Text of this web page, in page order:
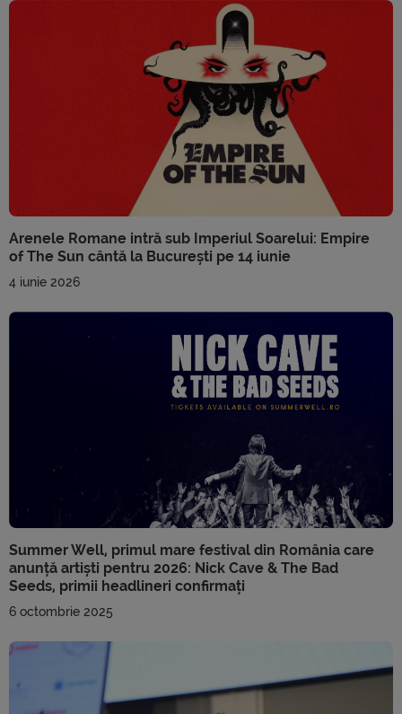
Arenele Romane intră sub Imperiul Soarelui: Empire
of The Sun cântă la București pe 14 iunie
4 iunie 2026
Summer Well, primul mare festival din România care
anunță artiști pentru 2026: Nick Cave & The Bad
Seeds, primii headlineri confirmați
6 octombrie 2025